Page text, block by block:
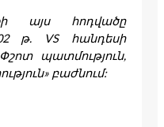
այս հոդվածը
թ.
VS հանդեսի
պատմություն,
բաժնում: